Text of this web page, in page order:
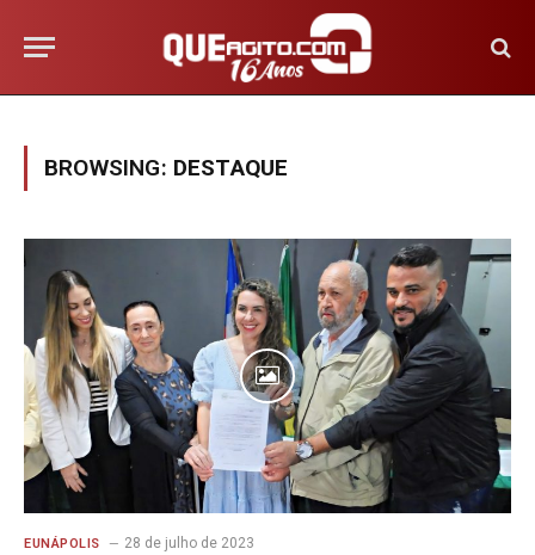
BROWSING: DESTAQUE
EUNÁPOLIS 28 de julho de 2023